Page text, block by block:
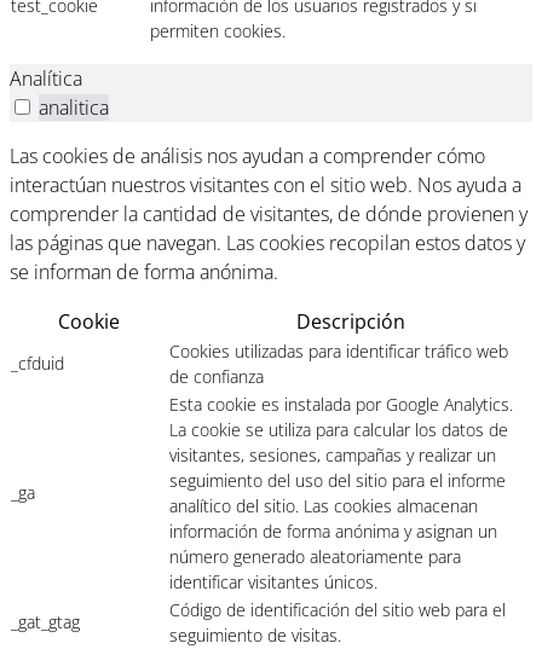
test_cookie
información de los usuarios registrados y si
permiten cookies.
Analítica
analitica
Las cookies de análisis nos ayudan a comprender cómo
interactúan nuestros visitantes con el sitio web. Nos ayuda a
comprender la cantidad de visitantes, de dónde provienen y
las páginas que navegan. Las cookies recopilan estos datos y
se informan de forma anónima.
Cookie
Descripción
_cfduid
Cookies utilizadas para identificar tráfico web
de confianza
_ga
Esta cookie es instalada por Google Analytics.
La cookie se utiliza para calcular los datos de
visitantes, sesiones, campañas y realizar un
seguimiento del uso del sitio para el informe
analítico del sitio. Las cookies almacenan
información de forma anónima y asignan un
número generado aleatoriamente para
identificar visitantes únicos.
_gat_gtag
Código de identificación del sitio web para el
seguimiento de visitas.